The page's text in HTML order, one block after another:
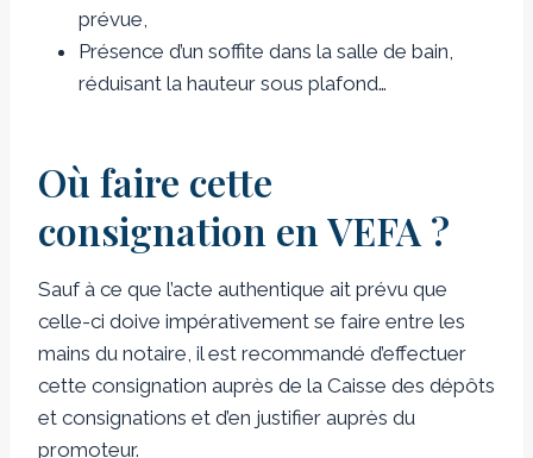
prévue,
Présence d’un soffite dans la salle de bain,
réduisant la hauteur sous plafond…
Où faire cette
consignation en VEFA ?
Sauf à ce que l’acte authentique ait prévu que
celle-ci doive impérativement se faire entre les
mains du notaire, il est recommandé d’effectuer
cette consignation auprès de la Caisse des dépôts
et consignations et d’en justifier auprès du
promoteur.